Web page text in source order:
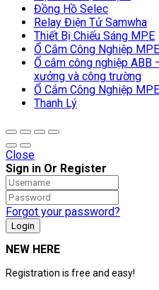
Đồng Hồ Selec
Relay Điện Tử Samwha
Thiết Bị Chiếu Sáng MPE
Ổ Cắm Công Nghiệp MPE
Ổ cắm công nghiệp ABB
xưởng và công trường
Ổ Cắm Công Nghiệp MPE
Thanh Lý
Close
Sign in Or Register
Forgot your password?
NEW HERE
Registration is free and easy!